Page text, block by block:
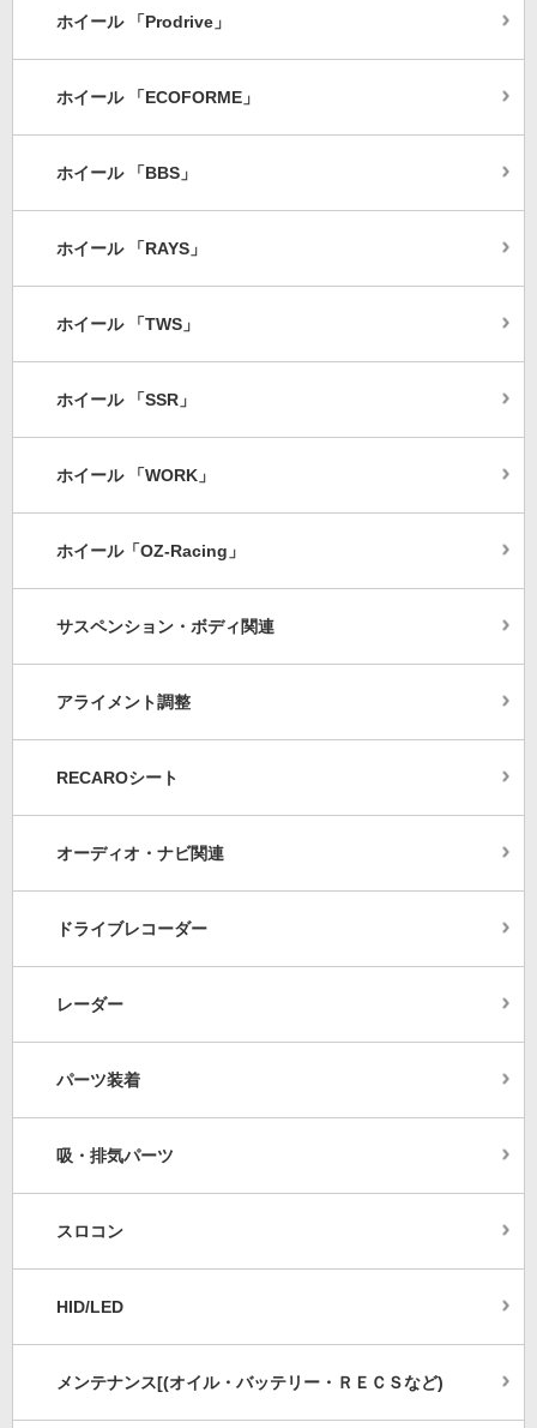
ホイール 「Prodrive」
ホイール 「ECOFORME」
ホイール 「BBS」
ホイール 「RAYS」
ホイール 「TWS」
ホイール 「SSR」
ホイール 「WORK」
ホイール「OZ-Racing」
サスペンション・ボディ関連
アライメント調整
RECAROシート
オーディオ・ナビ関連
ドライブレコーダー
レーダー
パーツ装着
吸・排気パーツ
スロコン
HID/LED
メンテナンス[(オイル・バッテリー・ＲＥＣＳなど)